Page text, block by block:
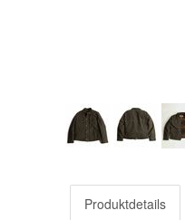
Produktdetails